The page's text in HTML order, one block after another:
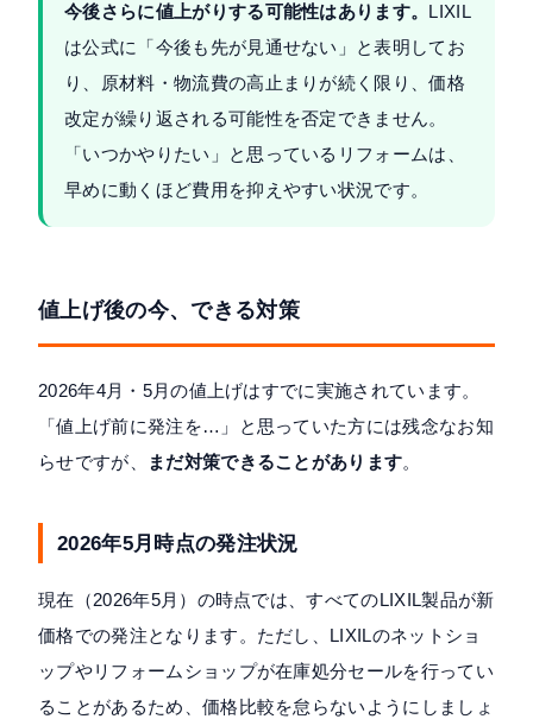
今後さらに値上がりする可能性はあります。 LIXIL
は公式に「今後も先が見通せない」と表明してお
り、原材料・物流費の高止まりが続く限り、価格
改定が繰り返される可能性を否定できません。
「いつかやりたい」と思っているリフォームは、
早めに動くほど費用を抑えやすい状況です。
値上げ後の今、できる対策
2026年4月・5月の値上げはすでに実施されています。
「値上げ前に発注を…」と思っていた方には残念なお知
らせですが、
まだ対策できることがあります。
2026年5月時点の発注状況
現在（2026年5月）の時点では、すべてのLIXIL製品が新
価格での発注となります。ただし、LIXILのネットショ
ップやリフォームショップが在庫処分セールを行ってい
ることがあるため、価格比較を怠らないようにしましょ